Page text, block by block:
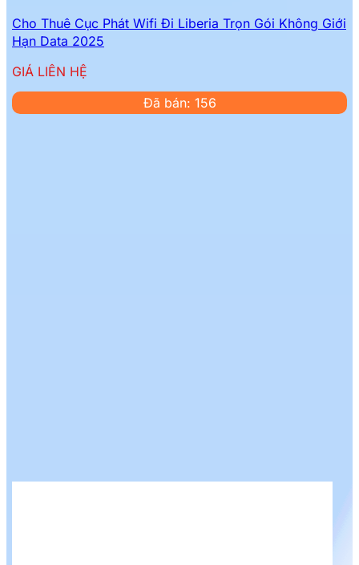
Cho Thuê Cục Phát Wifi Đi Liberia Trọn Gói Không Giới
Hạn Data 2025
GIÁ LIÊN HỆ
Đã bán: 156